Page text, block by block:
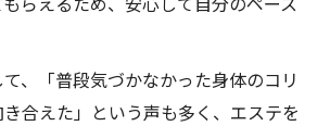
、「普段気づかなかった身体のコリ
合えた」という声も多く、エステを